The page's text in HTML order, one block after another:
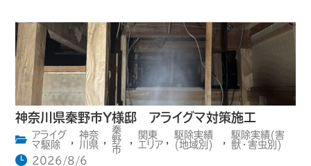
神奈川県秦野市Y様邸 アライグマ対策施工
アライグ
マ駆除
,
神奈
川県 ,
秦
野
市
,
関東
エリア ,
駆除実績
(地域別)
,
駆除実績(害
獣・害虫別)
2026/8/6